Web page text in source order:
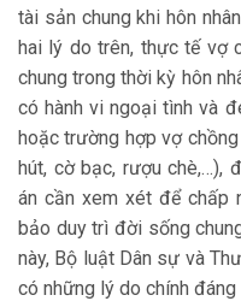
tài sản chung khi hôn
hai lý do trên, thực tế vợ
chung trong thời kỳ hôn
có hành vi ngoại tình và
hoặc trường hợp vợ
hút, cờ bạc, rượu chè,…),
án cần xem xét để chấp
bảo duy trì đời sống
này, Bộ luật Dân sự và
có những lý do chính